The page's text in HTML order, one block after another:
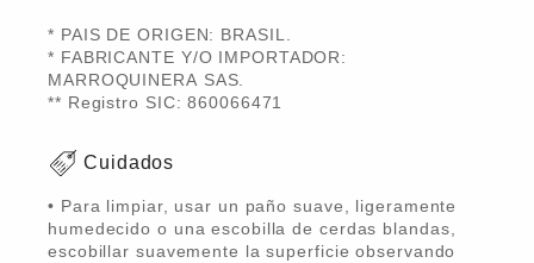
* PAIS DE ORIGEN: BRASIL.
* FABRICANTE Y/O IMPORTADOR:
MARROQUINERA SAS.
** Registro SIC: 860066471
Cuidados
• Para limpiar, usar un paño suave, ligeramente
humedecido o una escobilla de cerdas blandas,
escobillar suavemente la superficie observando